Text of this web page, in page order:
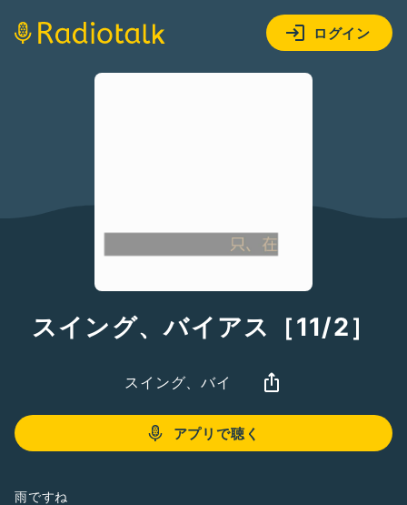
ログイン
スイング、バイアス［11/2］
スイング、バイ
アプリで聴く
雨ですね